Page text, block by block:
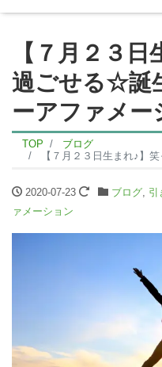
【７月２３
過ごせる☆誕
ーアファメ
TOP
ブログ
【７月２３日生まれ♪】笑って過
2020-07-23 ブログ, 引
ァメーション